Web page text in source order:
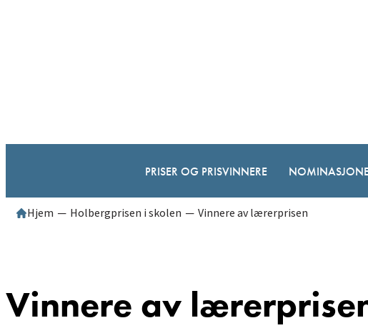
PRISER OG PRISVINNERE
Hjem ─ Holbergprisen i skolen ─ Vinnere av lærerprisen
Vinnere av